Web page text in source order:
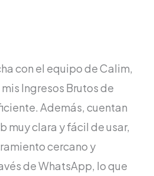
con el equipo de Calim,
Ingresos Brutos de
Además, cuentan
muy clara y fácil de usar,
cercano y
de WhatsApp, lo que